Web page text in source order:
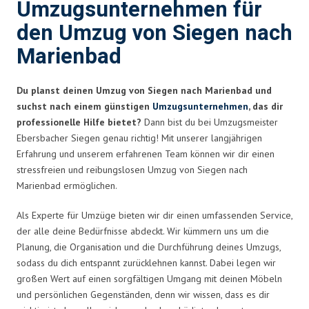
Umzugsunternehmen für
den Umzug von Siegen nach
Marienbad
Du planst deinen Umzug von Siegen nach Marienbad und
suchst nach einem günstigen Umzugsunternehmen, das dir
professionelle Hilfe bietet? Dann bist du bei Umzugsmeister
Ebersbacher Siegen genau richtig! Mit unserer langjährigen
Erfahrung und unserem erfahrenen Team können wir dir einen
stressfreien und reibungslosen Umzug von Siegen nach
Marienbad ermöglichen.
Als Experte für Umzüge bieten wir dir einen umfassenden Service,
der alle deine Bedürfnisse abdeckt. Wir kümmern uns um die
Planung, die Organisation und die Durchführung deines Umzugs,
sodass du dich entspannt zurücklehnen kannst. Dabei legen wir
großen Wert auf einen sorgfältigen Umgang mit deinen Möbeln
und persönlichen Gegenständen, denn wir wissen, dass es dir